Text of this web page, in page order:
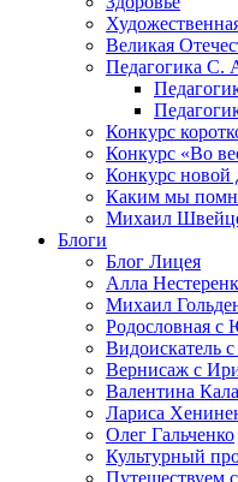
Великая
Педагогика С.
Конкурс
Конкурс «Во
Конкурс новой
Каким мы
Михаил
Блоги
Блог Лицея
Алла
Михаил
Родословная
Видоискатель
Вернисаж с
Валентина
Лариса
Олег Гальченко
Культурный